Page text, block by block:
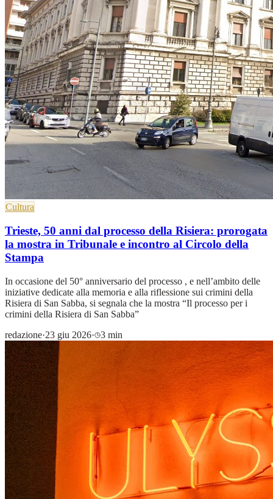
Cultura
Trieste, 50 anni dal processo della Risiera: prorogata
la mostra in Tribunale e incontro al Circolo della
Stampa
In occasione del 50° anniversario del processo , e nell’ambito delle
iniziative dedicate alla memoria e alla riflessione sui crimini della
Risiera di San Sabba, si segnala che la mostra “Il processo per i
crimini della Risiera di San Sabba”
redazione·23 giu 2026· 3 min